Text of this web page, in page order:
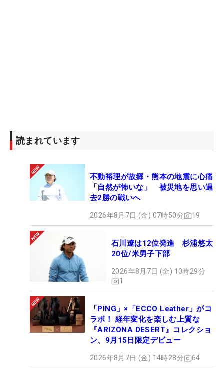
読まれています
不動裕理が故郷・熊本の地震に心痛
「自然が怖いな」 被災地を思い過
去2勝の戦いへ
2026年8月7日 (金) 07時50分 19
石川遼は12位発進 杉浦悠太
20位/米男子下部
2026年8月7日 (金) 10時29分
1
「PING」×「ECCO Leather」がコ
ラボ！ 経年変化を楽しむ上質な
『ARIZONA DESERT』コレクショ
ン、9月15日限定デビュー
2026年8月7日 (金) 14時28分 64